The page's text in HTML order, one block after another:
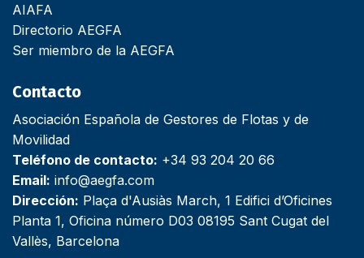
AIAFA
Directorio AEGFA
Ser miembro de la AEGFA
Contacto
Asociación Española de Gestores de Flotas y de
Movilidad
Teléfono de contacto: +34 93 204 20 66
Email: info@aegfa.com
Dirección: Plaça d'Ausiàs March, 1 Edifici d’Oficines
Planta 1, Oficina número D03 08195 Sant Cugat del
Vallès, Barcelona